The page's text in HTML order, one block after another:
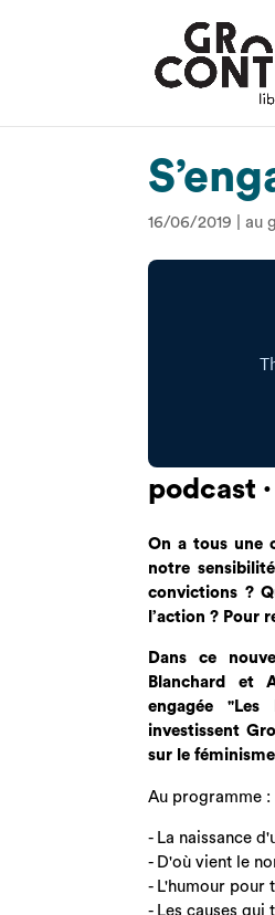
16/06/2019 |au
podcast
On a tous une
notre
convictions ?
l’action ? Pour
Dans ce
Blanchard et
engagée
investissent
sur le
Au programme :
- La naissance
- D'où vient le
- L'humour pour
- Les causes